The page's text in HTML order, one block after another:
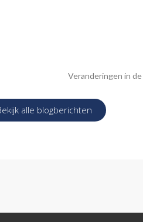
Veranderingen in
alle blogberichten